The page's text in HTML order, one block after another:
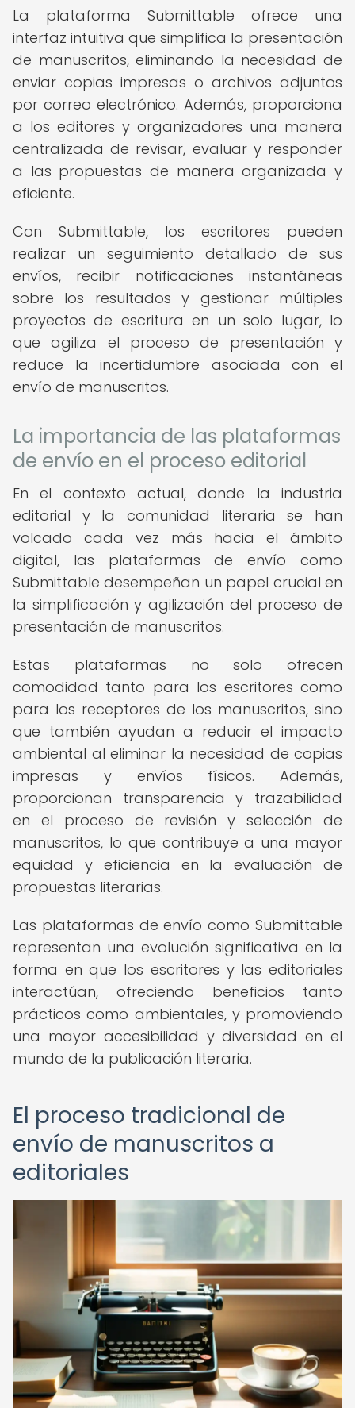
La plataforma Submittable ofrece una
interfaz intuitiva que simplifica la presentación
de manuscritos, eliminando la necesidad de
enviar copias impresas o archivos adjuntos
por correo electrónico. Además, proporciona
a los editores y organizadores una manera
centralizada de revisar, evaluar y responder
a las propuestas de manera organizada y
eficiente.
Con Submittable, los escritores pueden
realizar un seguimiento detallado de sus
envíos, recibir notificaciones instantáneas
sobre los resultados y gestionar múltiples
proyectos de escritura en un solo lugar, lo
que agiliza el proceso de presentación y
reduce la incertidumbre asociada con el
envío de manuscritos.
La importancia de las plataformas
de envío en el proceso editorial
En el contexto actual, donde la industria
editorial y la comunidad literaria se han
volcado cada vez más hacia el ámbito
digital, las plataformas de envío como
Submittable desempeñan un papel crucial en
la simplificación y agilización del proceso de
presentación de manuscritos.
Estas plataformas no solo ofrecen
comodidad tanto para los escritores como
para los receptores de los manuscritos, sino
que también ayudan a reducir el impacto
ambiental al eliminar la necesidad de copias
impresas y envíos físicos. Además,
proporcionan transparencia y trazabilidad
en el proceso de revisión y selección de
manuscritos, lo que contribuye a una mayor
equidad y eficiencia en la evaluación de
propuestas literarias.
Las plataformas de envío como Submittable
representan una evolución significativa en la
forma en que los escritores y las editoriales
interactúan, ofreciendo beneficios tanto
prácticos como ambientales, y promoviendo
una mayor accesibilidad y diversidad en el
mundo de la publicación literaria.
El proceso tradicional de
envío de manuscritos a
editoriales